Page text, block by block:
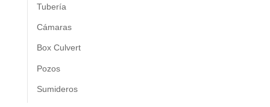
Tubería
Cámaras
Box Culvert
Pozos
Sumideros